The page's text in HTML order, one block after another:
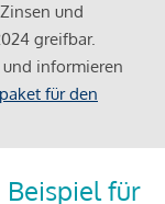
und
greifbar.
und informieren
für den
für